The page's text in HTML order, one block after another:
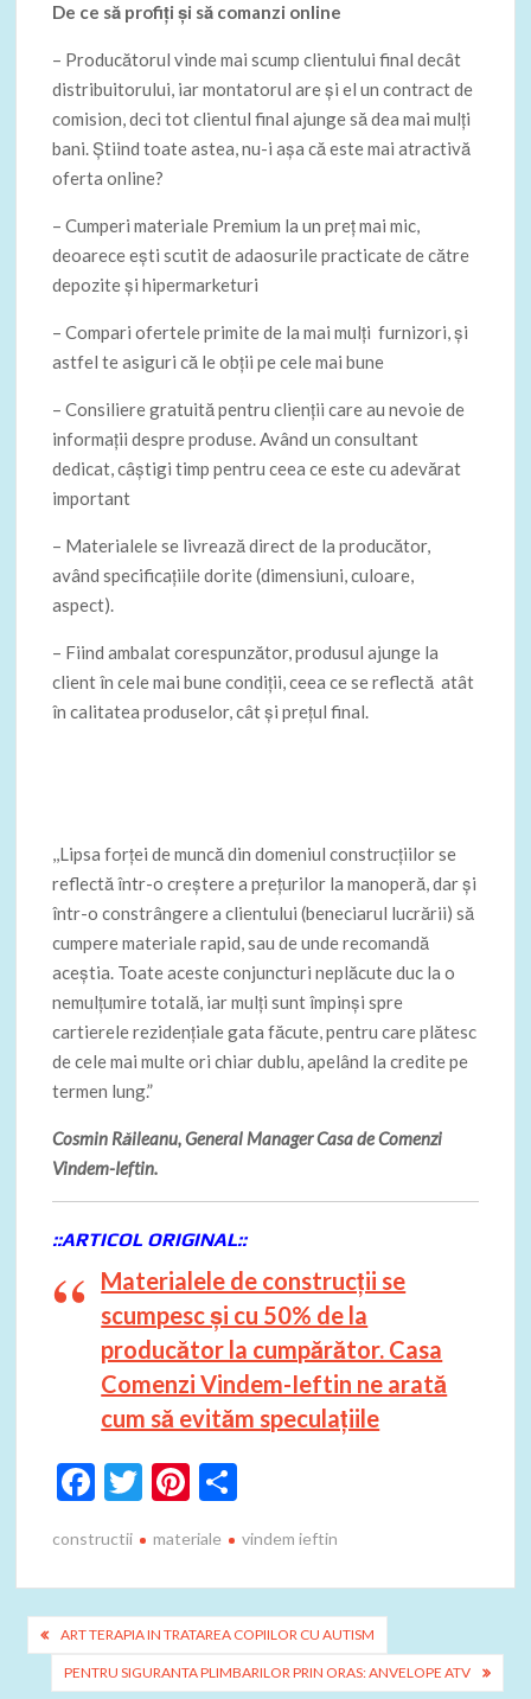
De ce să profiți și să comanzi online
– Producătorul vinde mai scump clientului final decât
distribuitorului, iar montatorul are și el un contract de
comision, deci tot clientul final ajunge să dea mai mulți
bani. Știind toate astea, nu-i așa că este mai atractivă
oferta online?
– Cumperi materiale Premium la un preț mai mic,
deoarece ești scutit de adaosurile practicate de către
depozite și hipermarketuri
– Compari ofertele primite de la mai mulți furnizori, și
astfel te asiguri că le obții pe cele mai bune
– Consiliere gratuită pentru clienții care au nevoie de
informații despre produse. Având un consultant
dedicat, câștigi timp pentru ceea ce este cu adevărat
important
– Materialele se livrează direct de la producător,
având specificațiile dorite (dimensiuni, culoare,
aspect).
– Fiind ambalat corespunzător, produsul ajunge la
client în cele mai bune condiții, ceea ce se reflectă atât
în calitatea produselor, cât și prețul final.
,,Lipsa forței de muncă din domeniul construcțiilor se
reflectă într-o creștere a prețurilor la manoperă, dar și
într-o constrângere a clientului (beneciarul lucrării) să
cumpere materiale rapid, sau de unde recomandă
aceștia. Toate aceste conjuncturi neplăcute duc la o
nemulțumire totală, iar mulți sunt împinși spre
cartierele rezidențiale gata făcute, pentru care plătesc
de cele mai multe ori chiar dublu, apelând la credite pe
termen lung.”
Cosmin Răileanu, General Manager Casa de Comenzi
Vindem-Ieftin.
::ARTICOL ORIGINAL::
Materialele de construcții se
scumpesc și cu 50% de la
producător la cumpărător. Casa
Comenzi Vindem-Ieftin ne arată
cum să evităm speculațiile
F
e
b
o
o
T
itt
er
Pi
er
es
t
ta
je
az
ă
constructii materiale vindem ieftin
Navigare
ART TERAPIA IN TRATAREA COPIILOR CU AUTISM
PENTRU SIGURANTA PLIMBARILOR PRIN ORAS: ANVELOPE ATV